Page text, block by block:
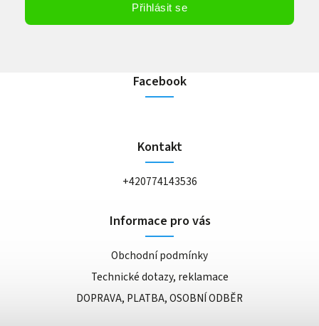
Přihlásit se
Facebook
Kontakt
+420774143536
Informace pro vás
Obchodní podmínky
Technické dotazy, reklamace
DOPRAVA, PLATBA, OSOBNÍ ODBĚR